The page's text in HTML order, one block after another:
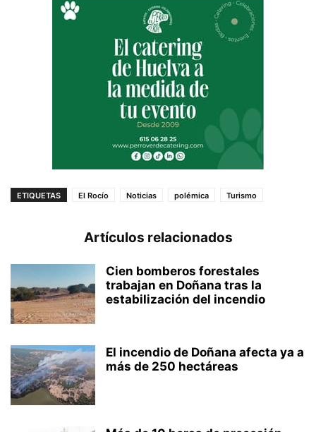
ETIQUETAS El Rocío Noticias polémica Turismo
Artículos relacionados
Cien bomberos forestales
trabajan en Doñana tras la
estabilización del incendio
El incendio de Doñana afecta ya a
más de 250 hectáreas